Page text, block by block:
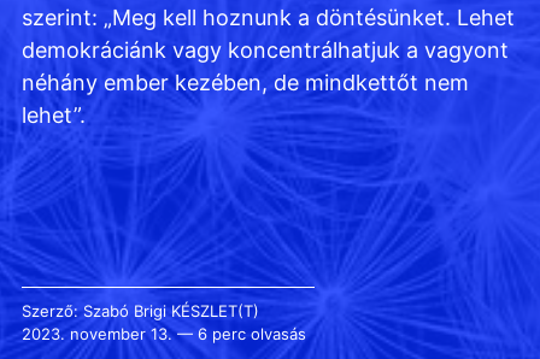
szerint: „Meg kell hoznunk a döntésünket. Lehet
demokráciánk vagy koncentrálhatjuk a vagyont
néhány ember kezében, de mindkettőt nem
lehet”.
Szerző:Szabó Brigi KÉSZLET(T)
2023. november 13. — 6 perc olvasás